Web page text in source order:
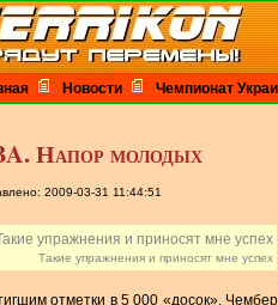
Новости Чемпионат
Напор молодых
2009-03-31 11:44:51
Такие упражнения и приносят мне успех
отметки в 5 000 «досок».